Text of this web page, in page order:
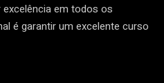
em todos os
é garantir um excelente curso